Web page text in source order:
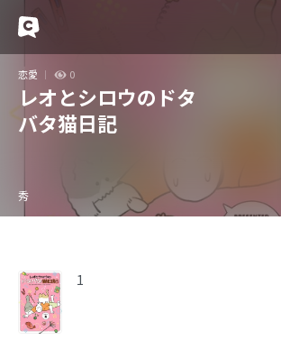
恋愛 0
レオとシロウのドタ
バタ猫日記
秀
1